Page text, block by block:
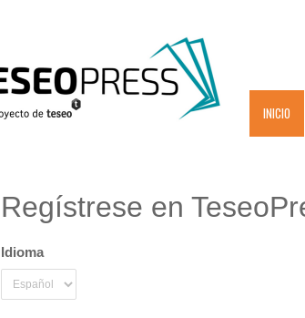
INICIO
Regístrese en
Idioma